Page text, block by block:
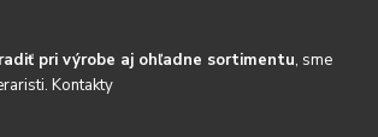
pri výrobe aj ohľadne sortimentu, sme
Kontakty